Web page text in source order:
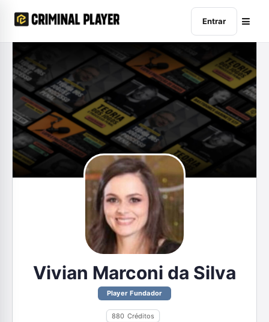
Entrar
Vivian Marconi da Silva
Player Fundador
880 Créditos